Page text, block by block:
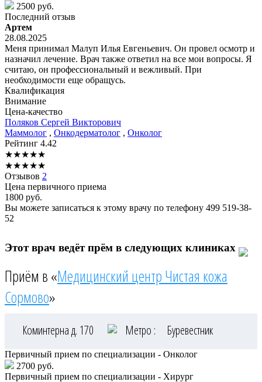
2500 руб.
Последний отзыв
Артем
28.08.2025
Меня принимал Малуп Илья Евгеньевич. Он провел осмотр и
назначил лечение. Врач также ответил на все мои вопросы. Я
считаю, он профессиональный и вежливый. При
необходимости еще обращусь.
Квалификация
Внимание
Цена-качество
Поляков Сергей Викторович
Маммолог , Онкодерматолог , Онколог
Рейтинг 4.42
★★★★★
★★★★★
Отзывов 2
Цена первичного приема
1800 руб.
Вы можете записаться к этому врачу по телефону 499 519-38-
52
Этот врач ведёт прём в следующих клиниках
Приём в «Медицинский центр Чистая кожа
Сормово»
Коминтерна д. 170 Метро : Буревестник
Первичный прием по специализации - Онколог
2700 руб.
Первичный прием по специализации - Хирург